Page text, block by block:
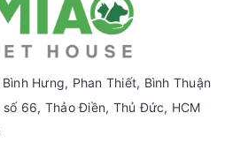
Hưng, Phan Thiết, Bình Thuận
66, Thảo Điền, Thủ Đức, HCM